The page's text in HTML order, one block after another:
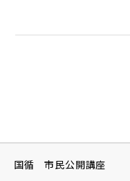
国循 市民公開講座